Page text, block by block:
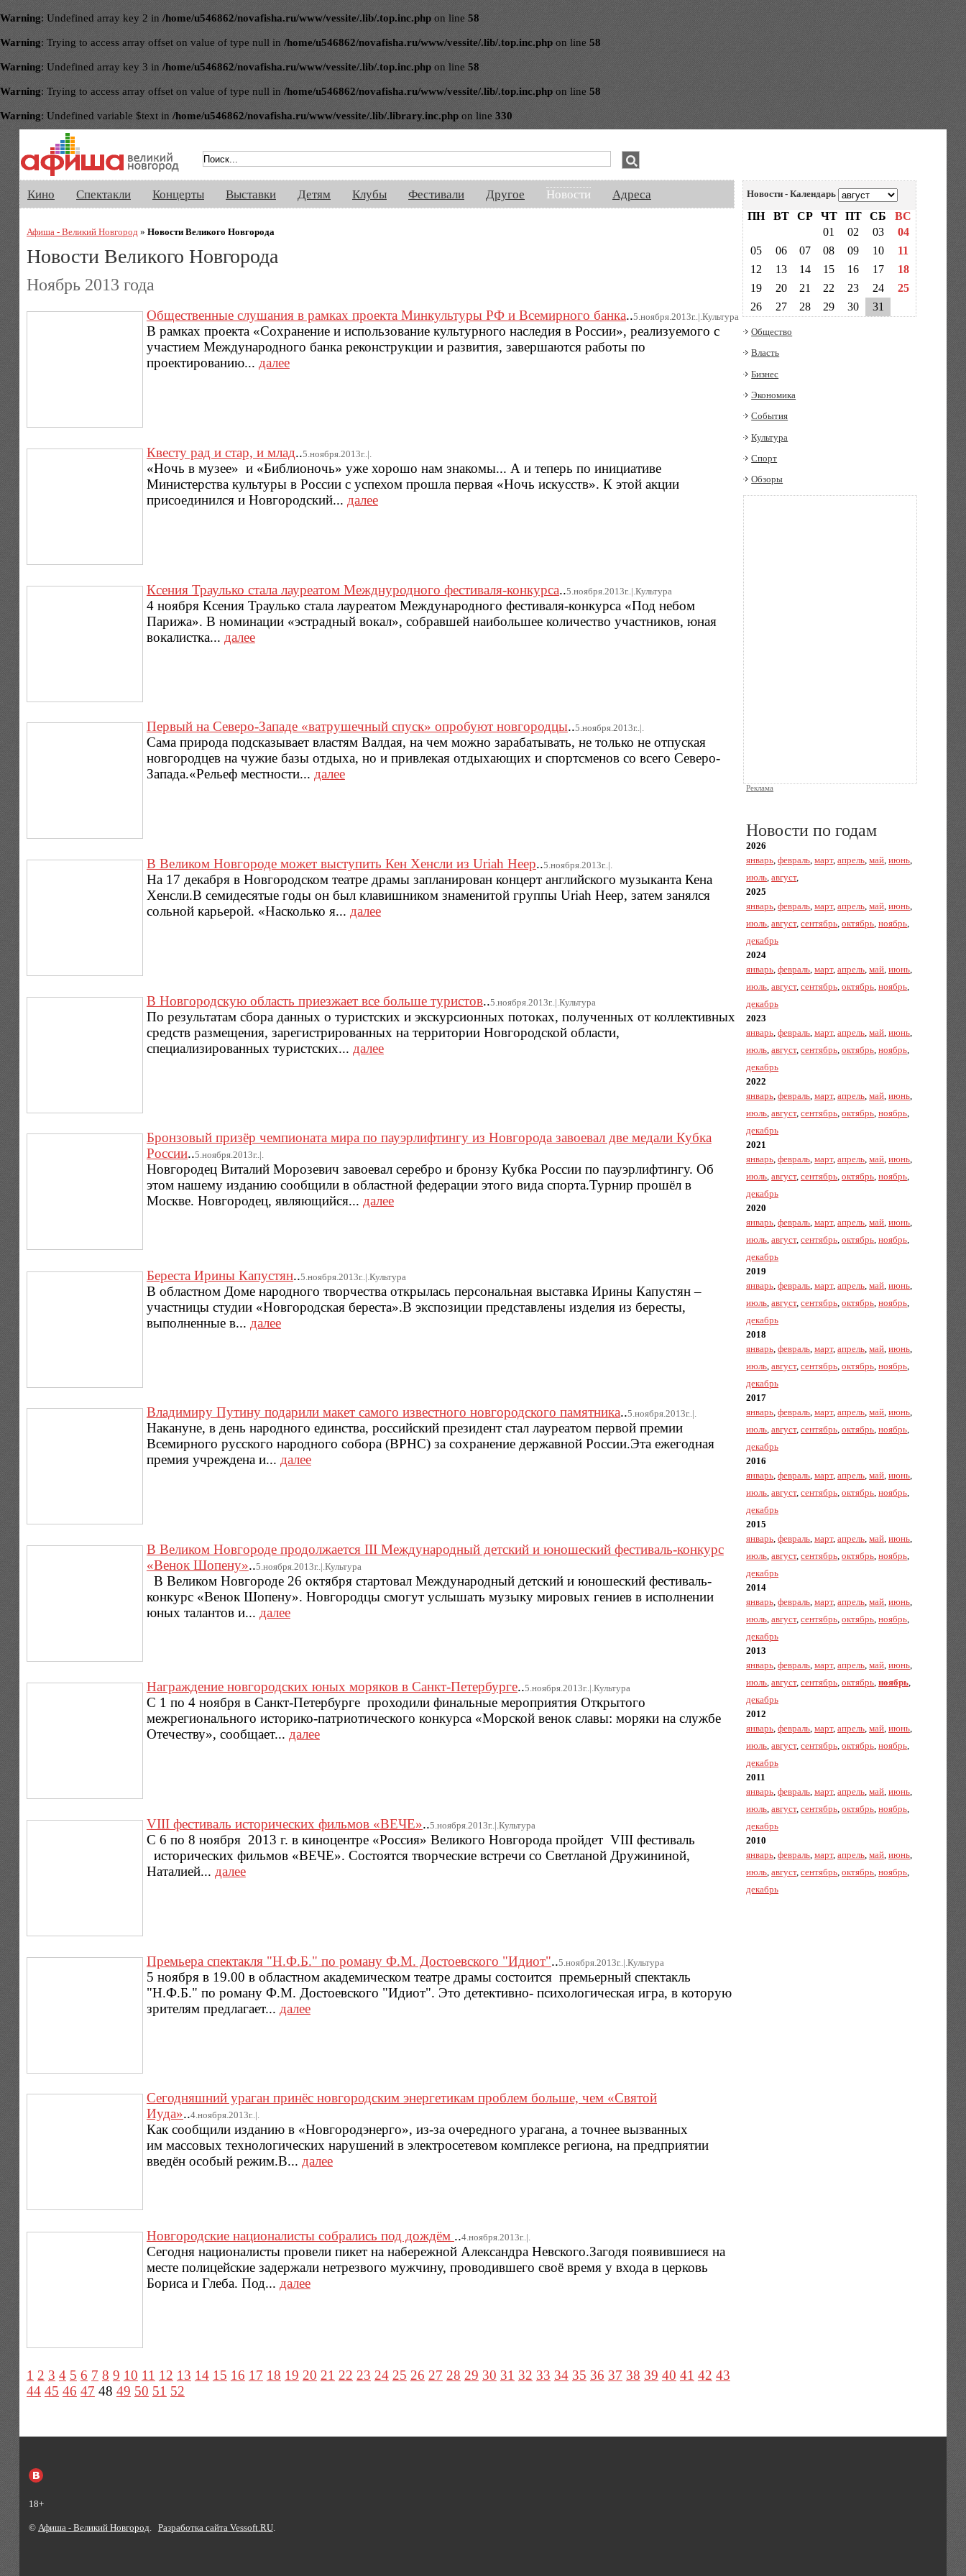
Warning: Undefined array key 2 in /home/u546862/novafisha.ru/www/vessite/.lib/.top.inc.php on line 58
Warning: Trying to access array offset on value of type null in /home/u546862/novafisha.ru/www/vessite/.lib/.top.inc.php on line 58
Warning: Undefined array key 3 in /home/u546862/novafisha.ru/www/vessite/.lib/.top.inc.php on line 58
Warning: Trying to access array offset on value of type null in /home/u546862/novafisha.ru/www/vessite/.lib/.top.inc.php on line 58
Warning: Undefined variable $text in /home/u546862/novafisha.ru/www/vessite/.lib/.library.inc.php on line 330
Кино Спектакли Концерты Выставки Детям Клубы Фестивали Другое Новости Адреса
Афиша - Великий Новгород » Новости Великого Новгорода
Новости Великого Новгорода
Ноябрь 2013 года
Общественные слушания в рамках проекта Минкультуры РФ и Всемирного банка..5.ноября.2013г..|.Культура
В рамках проекта «Сохранение и использование культурного наследия в России», реализуемого с
участием Международного банка реконструкции и развития, завершаются работы по
проектированию... далее
Квесту рад и стар, и млад..5.ноября.2013г..|.
«Ночь в музее» и «Библионочь» уже хорошо нам знакомы... А и теперь по инициативе
Министерства культуры в России с успехом прошла первая «Ночь искусств». К этой акции
присоединился и Новгородский... далее
Ксения Траулько стала лауреатом Межднуродного фестиваля-конкурса..5.ноября.2013г..|.Культура
4 ноября Ксения Траулько стала лауреатом Международного фестиваля-конкурса «Под небом
Парижа». В номинации «эстрадный вокал», собравшей наибольшее количество участников, юная
вокалистка... далее
Первый на Северо-Западе «ватрушечный спуск» опробуют новгородцы..5.ноября.2013г..|.
Сама природа подсказывает властям Валдая, на чем можно зарабатывать, не только не отпуская
новгородцев на чужие базы отдыха, но и привлекая отдыхающих и спортсменов со всего Северо-
Запада.«Рельеф местности... далее
В Великом Новгороде может выступить Кен Хенсли из Uriah Heep..5.ноября.2013г..|.
На 17 декабря в Новгородском театре драмы запланирован концерт английского музыканта Кена
Хенсли.В семидесятые годы он был клавишником знаменитой группы Uriah Heep, затем занялся
сольной карьерой. «Насколько я... далее
В Новгородскую область приезжает все больше туристов..5.ноября.2013г..|.Культура
По результатам сбора данных о туристских и экскурсионных потоках, полученных от коллективных
средств размещения, зарегистрированных на территории Новгородской области,
специализированных туристских... далее
Бронзовый призёр чемпионата мира по пауэрлифтингу из Новгорода завоевал две медали Кубка
России..5.ноября.2013г..|.
Новгородец Виталий Морозевич завоевал серебро и бронзу Кубка России по пауэрлифтингу. Об
этом нашему изданию сообщили в областной федерации этого вида спорта.Турнир прошёл в
Москве. Новгородец, являющийся... далее
Береста Ирины Капустян..5.ноября.2013г..|.Культура
В областном Доме народного творчества открылась персональная выставка Ирины Капустян –
участницы студии «Новгородская береста».В экспозиции представлены изделия из бересты,
выполненные в... далее
Владимиру Путину подарили макет самого известного новгородского памятника..5.ноября.2013г..|.
Накануне, в день народного единства, российский президент стал лауреатом первой премии
Всемирного русского народного собора (ВРНС) за сохранение державной России.Эта ежегодная
премия учреждена и... далее
В Великом Новгороде продолжается III Международный детский и юношеский фестиваль-конкурс
«Венок Шопену»..5.ноября.2013г..|.Культура
В Великом Новгороде 26 октября стартовал Международный детский и юношеский фестиваль-
конкурс «Венок Шопену». Новгородцы смогут услышать музыку мировых гениев в исполнении
юных талантов и... далее
Награждение новгородских юных моряков в Санкт-Петербурге..5.ноября.2013г..|.Культура
С 1 по 4 ноября в Санкт-Петербурге проходили финальные мероприятия Открытого
межрегионального историко-патриотического конкурса «Морской венок славы: моряки на службе
Отечеству», сообщает... далее
VIII фестиваль исторических фильмов «ВЕЧЕ»..5.ноября.2013г..|.Культура
С 6 по 8 ноября 2013 г. в киноцентре «Россия» Великого Новгорода пройдет VIII фестиваль
исторических фильмов «ВЕЧЕ». Состоятся творческие встречи со Светланой Дружининой,
Наталией... далее
Премьера спектакля "Н.Ф.Б." по роману Ф.М. Достоевского "Идиот"..5.ноября.2013г..|.Культура
5 ноября в 19.00 в областном академическом театре драмы состоится премьерный спектакль
"Н.Ф.Б." по роману Ф.М. Достоевского "Идиот". Это детективно- психологическая игра, в которую
зрителям предлагает... далее
Сегодняшний ураган принёс новгородским энергетикам проблем больше, чем «Святой
Иуда»..4.ноября.2013г..|.
Как сообщили изданию в «Новгородэнерго», из-за очередного урагана, а точнее вызванных
им массовых технологических нарушений в электросетевом комплексе региона, на предприятии
введён особый режим.В... далее
Новгородские националисты собрались под дождём ..4.ноября.2013г..|.
Сегодня националисты провели пикет на набережной Александра Невского.Загодя появившиеся на
месте полицейские задержали нетрезвого мужчину, проводившего своё время у входа в церковь
Бориса и Глеба. Под... далее
1 2 3 4 5 6 7 8 9 10 11 12 13 14 15 16 17 18 19 20 21 22 23 24 25 26 27 28 29 30 31 32 33 34 35 36 37 38 39 40 41 42 43
44 45 46 47 48 49 50 51 52
Новости - Календарь
ПН ВТ СР ЧТ ПТ СБ
ВС
01
02 03
04
05
06 07 08 09 10
11
12
13 14 15 16 17
18
19
20 21 22 23 24
25
26
27 28 29 30 31
Общество
Власть
Бизнес
Экономика
События
Культура
Спорт
Обзоры
Реклама
Новости по годам
2026
январь,февраль,март,апрель,май,июнь,
июль,август,
2025
январь,февраль,март,апрель,май,июнь,
июль,август,сентябрь,октябрь,ноябрь,
декабрь
2024
январь,февраль,март,апрель,май,июнь,
июль,август,сентябрь,октябрь,ноябрь,
декабрь
2023
январь,февраль,март,апрель,май,июнь,
июль,август,сентябрь,октябрь,ноябрь,
декабрь
2022
январь,февраль,март,апрель,май,июнь,
июль,август,сентябрь,октябрь,ноябрь,
декабрь
2021
январь,февраль,март,апрель,май,июнь,
июль,август,сентябрь,октябрь,ноябрь,
декабрь
2020
январь,февраль,март,апрель,май,июнь,
июль,август,сентябрь,октябрь,ноябрь,
декабрь
2019
январь,февраль,март,апрель,май,июнь,
июль,август,сентябрь,октябрь,ноябрь,
декабрь
2018
январь,февраль,март,апрель,май,июнь,
июль,август,сентябрь,октябрь,ноябрь,
декабрь
2017
январь,февраль,март,апрель,май,июнь,
июль,август,сентябрь,октябрь,ноябрь,
декабрь
2016
январь,февраль,март,апрель,май,июнь,
июль,август,сентябрь,октябрь,ноябрь,
декабрь
2015
январь,февраль,март,апрель,май,июнь,
июль,август,сентябрь,октябрь,ноябрь,
декабрь
2014
январь,февраль,март,апрель,май,июнь,
июль,август,сентябрь,октябрь,ноябрь,
декабрь
2013
январь,февраль,март,апрель,май,июнь,
июль,август,сентябрь,октябрь,ноябрь,
декабрь
2012
январь,февраль,март,апрель,май,июнь,
июль,август,сентябрь,октябрь,ноябрь,
декабрь
2011
январь,февраль,март,апрель,май,июнь,
июль,август,сентябрь,октябрь,ноябрь,
декабрь
2010
январь,февраль,март,апрель,май,июнь,
июль,август,сентябрь,октябрь,ноябрь,
декабрь
18+
© Афиша - Великий Новгород. Разработка сайта Vessoft.RU.